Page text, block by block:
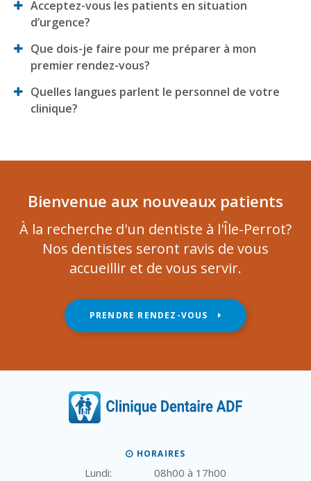
Acceptez-vous les patients en situation
d’urgence?
Que dois-je faire pour me préparer à mon
premier rendez-vous?
Quelles langues parlent le personnel de votre
clinique?
Bienvenue aux nouveaux patients
À la recherche d'un dentiste à l'Île-Perrot?
Nos dentistes seront ravis de vous
accueillir et de vous servir.
PRENDRE RENDEZ-VOUS
HORAIRES
Lundi:
08h00 à 17h00